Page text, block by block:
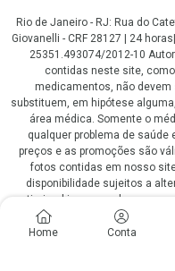
Home Conta
Rio de Janeiro - RJ: Rua do
Giovanelli - CRF 28127 | 24
25351.493074/2012-10
contidas neste site,
medicamentos, não
substituem, em hipótese
área médica. Somente o
qualquer problema de saúde
preços e as promoções são
fotos contidas em nosso
disponibilidade sujeitos a
antimicrobianos vendas
344 - 01/02/1999 - Ministério
de Vendas e Atendimento